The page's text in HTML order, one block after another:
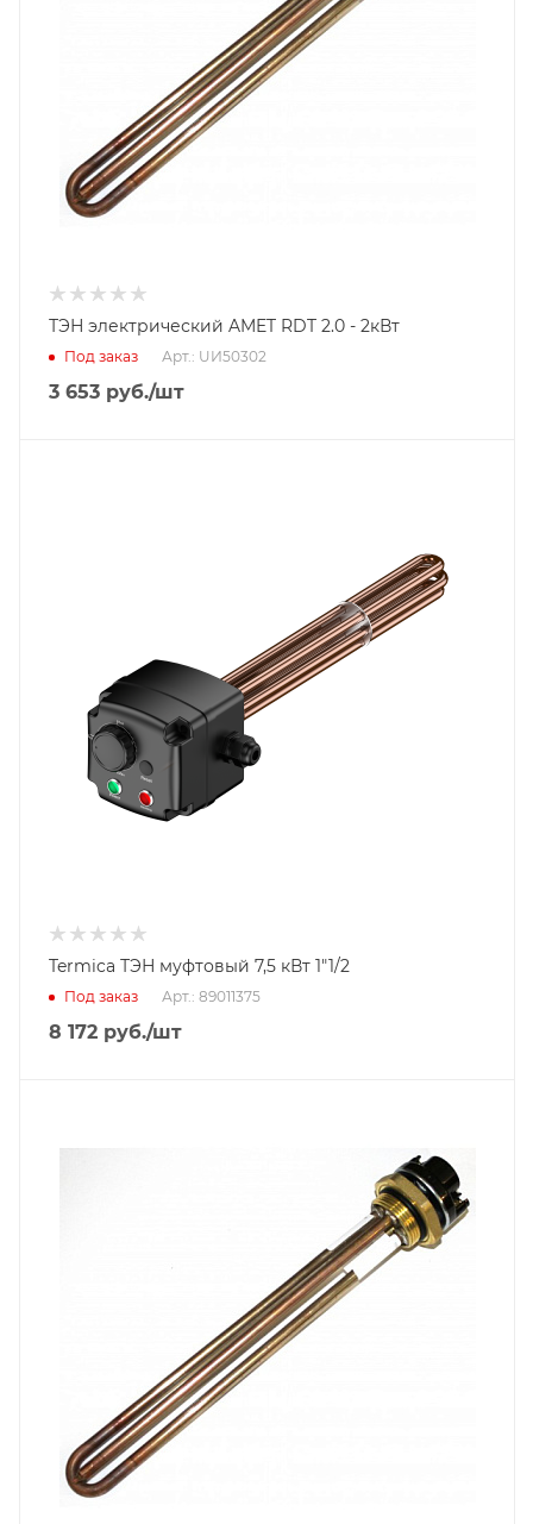
ТЭН электрический AMET RDT 2.0 - 2кВт
Под заказ Арт.: UИ50302
3 653 руб./шт
Termica ТЭН муфтовый 7,5 кВт 1"1/2
Под заказ Арт.: 89011375
8 172 руб./шт